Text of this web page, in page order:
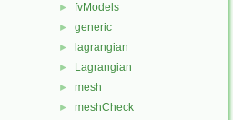
► fvModels
► generic
► lagrangian
► Lagrangian
► mesh
► meshCheck